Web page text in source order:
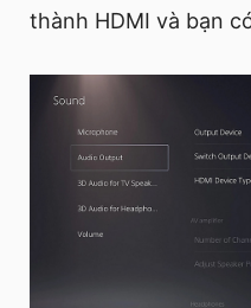
thành HDMI và bạn